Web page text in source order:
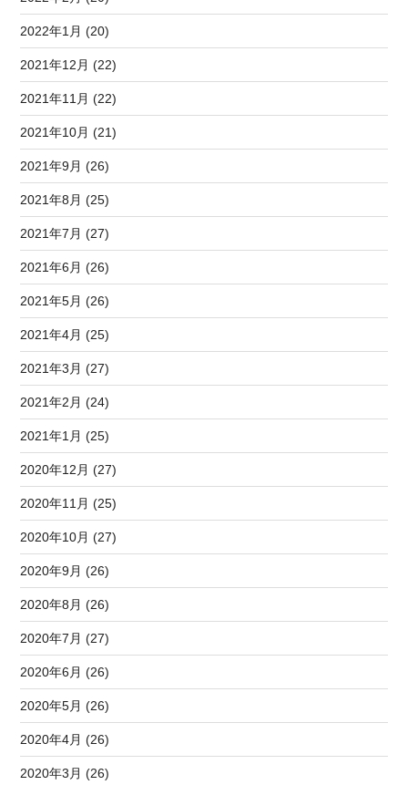
2022年1月 (20)
2021年12月 (22)
2021年11月 (22)
2021年10月 (21)
2021年9月 (26)
2021年8月 (25)
2021年7月 (27)
2021年6月 (26)
2021年5月 (26)
2021年4月 (25)
2021年3月 (27)
2021年2月 (24)
2021年1月 (25)
2020年12月 (27)
2020年11月 (25)
2020年10月 (27)
2020年9月 (26)
2020年8月 (26)
2020年7月 (27)
2020年6月 (26)
2020年5月 (26)
2020年4月 (26)
2020年3月 (26)